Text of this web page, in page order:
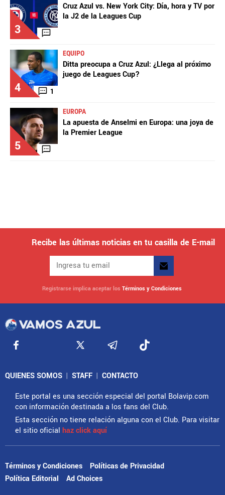
3
Cruz Azul vs. New York City: Día, hora y TV por
la J2 de la Leagues Cup
4 1
EQUIPO
Ditta preocupa a Cruz Azul: ¿Llega al próximo
juego de Leagues Cup?
5
EUROPA
La apuesta de Anselmi en Europa: una joya de
la Premier League
Recibe las últimas noticias en tu casilla de E-mail
Registrarse implica aceptar los Términos y Condiciones
QUIENES SOMOS | STAFF | CONTACTO
Este portal es una sección especial del portal Bolavip.com
con información destinada a los fans del Club.
Esta sección no tiene relación alguna con el Club. Para visitar
el sitio oficial haz click aquí
Términos y Condiciones
Políticas de Privacidad
Política Editorial
Ad Choices